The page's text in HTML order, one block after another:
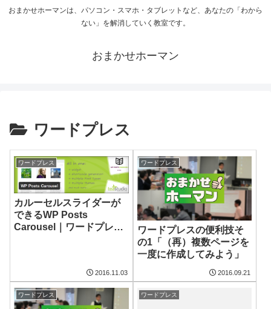
おまかせホーマンは、パソコン・スマホ・タブレットなど、あなたの「わから
ない」を解消していく教室です。
おまかせホーマン
ワードプレス
ワードプレス
カルーセルスライダーが
できるWP Posts
Carousel｜ワードプレス
2016.11.03
ワードプレス
ワードプレスの便利技そ
の1「（再）複数ページを
一度に作成してみよう」
2016.09.21
ワードプレス ワードプレス